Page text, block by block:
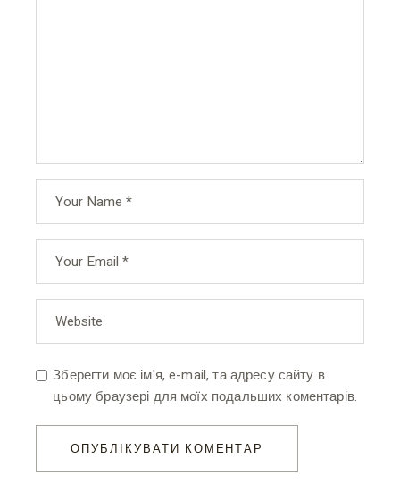
Зберегти моє ім'я, e-mail, та адресу сайту в
цьому браузері для моїх подальших коментарів.
ОПУБЛІКУВАТИ КОМЕНТАР